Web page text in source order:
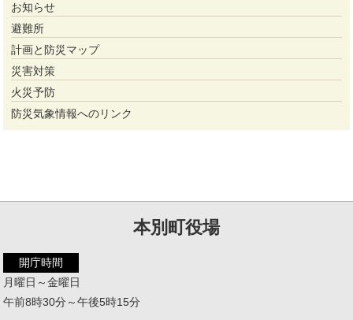
お知らせ
避難所
計画と防災マップ
災害対策
火災予防
防災気象情報へのリンク
本別町役場
開庁時間
月曜日～金曜日
午前8時30分～午後5時15分